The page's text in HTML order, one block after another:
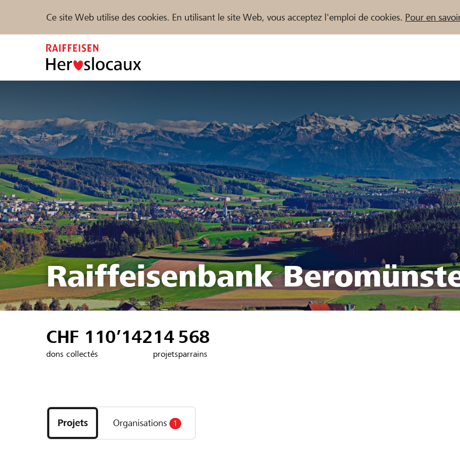
Ce site Web utilise des cookies. En utilisant le site Web, vous acceptez l'emploi de cookies. Pour en
Trouvez des projets et des organisations
DE FR IT
Raiffeisenbank
CHF 110’142
dons collectés
14
projets
568
parrains
les
projets
et
Projets Organisations 1